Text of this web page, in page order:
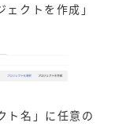
クトを作成」
ト名」に任意の